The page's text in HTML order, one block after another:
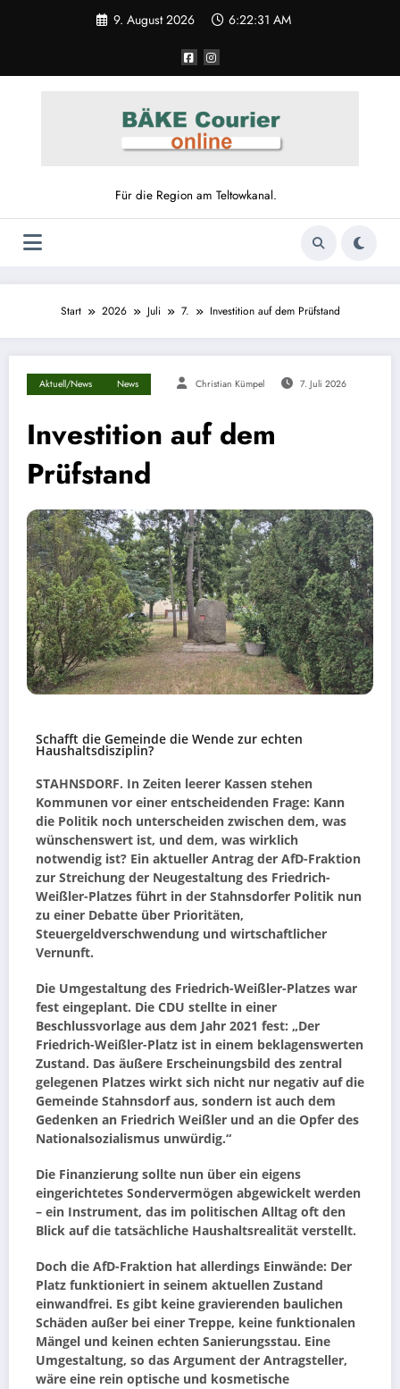
9. August 2026 6:22:31 AM
Für die Region am Teltowkanal.
Start 2026 Juli 7. Investition auf dem Prüfstand
Aktuell/News News Christian Kümpel 7. Juli 2026
Investition auf dem
Prüfstand
Schafft die Gemeinde die Wende zur echten
Haushaltsdisziplin?
STAHNSDORF. In Zeiten leerer Kassen stehen
Kommunen vor einer entscheidenden Frage: Kann
die Politik noch unterscheiden zwischen dem, was
wünschenswert ist, und dem, was wirklich
notwendig ist? Ein aktueller Antrag der AfD-Fraktion
zur Streichung der Neugestaltung des Friedrich-
Weißler-Platzes führt in der Stahnsdorfer Politik nun
zu einer Debatte über Prioritäten,
Steuergeldverschwendung und wirtschaftlicher
Vernunft.
Die Umgestaltung des Friedrich-Weißler-Platzes war
fest eingeplant. Die CDU stellte in einer
Beschlussvorlage aus dem Jahr 2021 fest: „Der
Friedrich-Weißler-Platz ist in einem beklagenswerten
Zustand. Das äußere Erscheinungsbild des zentral
gelegenen Platzes wirkt sich nicht nur negativ auf die
Gemeinde Stahnsdorf aus, sondern ist auch dem
Gedenken an Friedrich Weißler und an die Opfer des
Nationalsozialismus unwürdig.“
Die Finanzierung sollte nun über ein eigens
eingerichtetes Sondervermögen abgewickelt werden
– ein Instrument, das im politischen Alltag oft den
Blick auf die tatsächliche Haushaltsrealität verstellt.
Doch die AfD-Fraktion hat allerdings Einwände: Der
Platz funktioniert in seinem aktuellen Zustand
einwandfrei. Es gibt keine gravierenden baulichen
Schäden außer bei einer Treppe, keine funktionalen
Mängel und keinen echten Sanierungsstau. Eine
Umgestaltung, so das Argument der Antragsteller,
wäre eine rein optische und kosmetische